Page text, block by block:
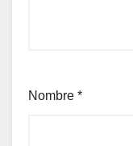
Nombre *